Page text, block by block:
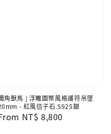
角獸馬 | 浮雕圓幣風格護符吊墜
- 紅風信子石.S925銀
NT$ 8,800